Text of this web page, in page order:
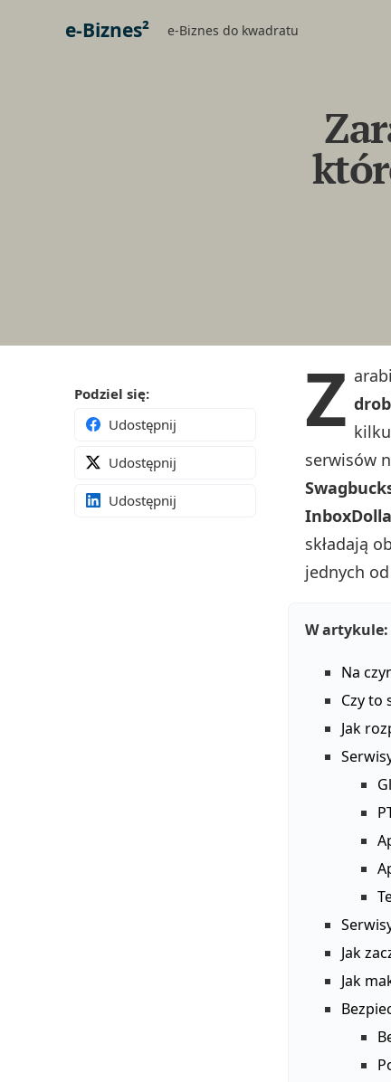
e-Biznes² e-Biznes do kwadratu
Podziel się:
Udostępnij
Udostępnij
Udostępnij
Z
serwisów
składają
jednych
W artykule:
Na
Czy to
Jak
Jak
Jak